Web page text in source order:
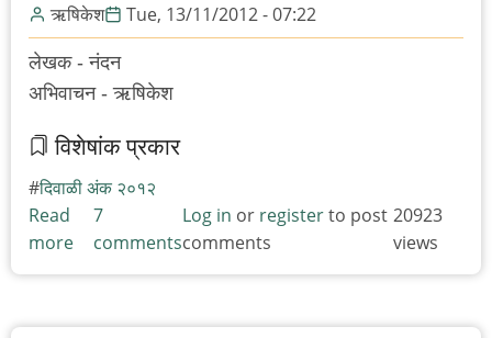
ऋषिकेश Tue, 13/11/2012 - 07:22
लेखक - नंदन
अभिवाचन - ऋषिकेश
विशेषांक प्रकार
दिवाळी अंक २०१२
Read
more about
अभिवाचन
बरेच
7
comments
Log in or registerto post
comments
20923
views